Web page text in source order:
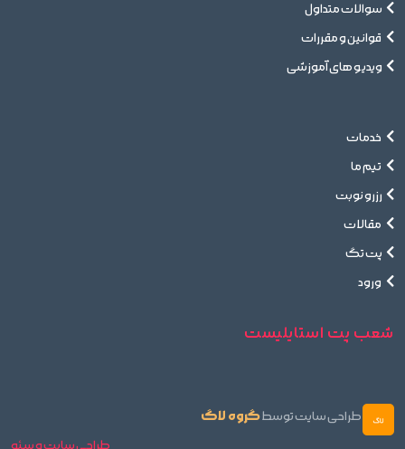
سوالات متداول
قوانین و مقررات
ویدیو های آموزشی
خدمات
تیم ما
رزرو نوبت
مقالات
پت تگ
ورود
شعب پت استایلیست
طراحی سایت توسطگروه لاگ
طراحی سایت و سئو